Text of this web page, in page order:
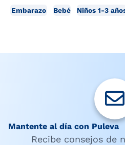
Embarazo Bebé Niños 1-3
Mantente al día con Puleva
Recibe consejos de